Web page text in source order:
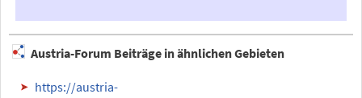
Austria-Forum Beiträge in ähnlichen Gebieten
https://austria-